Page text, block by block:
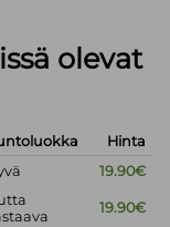
olevat
Hinta
19.90€
19.90€